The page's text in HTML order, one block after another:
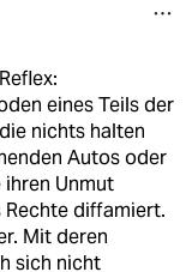
eines Teils der
nichts halten
Autos oder
Unmut
Rechte diffamiert.
Mit deren
sich nicht